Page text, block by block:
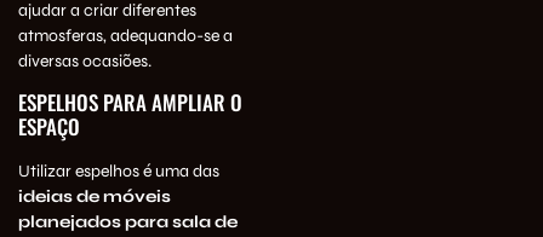
ajudar a criar diferentes
atmosferas, adequando-se a
diversas ocasiões.
ESPELHOS PARA AMPLIAR O
ESPAÇO
Utilizar espelhos é uma das
ideias de móveis
planejados para sala de